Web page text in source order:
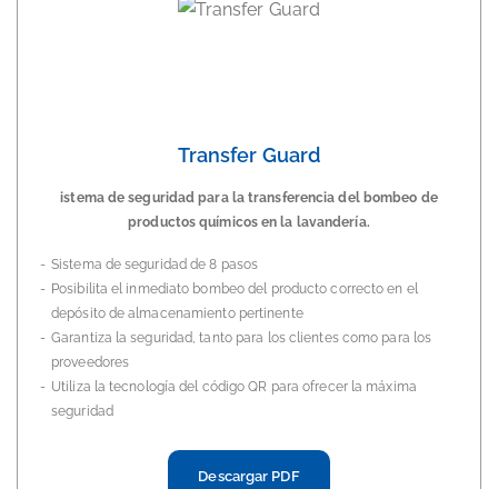
Transfer Guard
istema de seguridad para la transferencia del bombeo de
productos químicos en la lavandería.
Sistema de seguridad de 8 pasos
Posibilita el inmediato bombeo del producto correcto en el
depósito de almacenamiento pertinente
Garantiza la seguridad, tanto para los clientes como para los
proveedores
Utiliza la tecnología del código QR para ofrecer la máxima
seguridad
Descargar PDF